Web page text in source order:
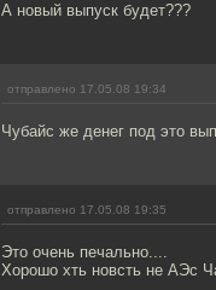
А новый выпуск будет???
отправлено 17.05.08 19:34
Чубайс же денег под это
отправлено 17.05.08 19:35
Это очень печально....
Хорошо хть новсть не АЭс